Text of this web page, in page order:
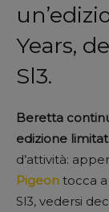
Years,
Sl3.
Beretta
edizione
d’attività:
Pigeon tocca
Sl3, vedersi